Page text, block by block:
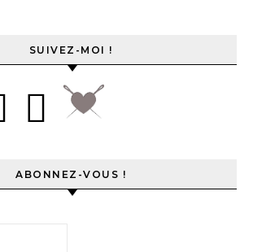
SUIVEZ-MOI !
ABONNEZ-VOUS !